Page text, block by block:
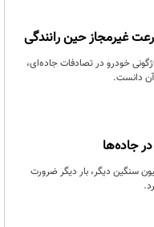
غیرمجاز حین رانندگی
خودرو در تصادفات جاده‌ای،
دانست.
جاده‌ها
چند کامیون سنگین دیگر، بار دیگر ضرورت